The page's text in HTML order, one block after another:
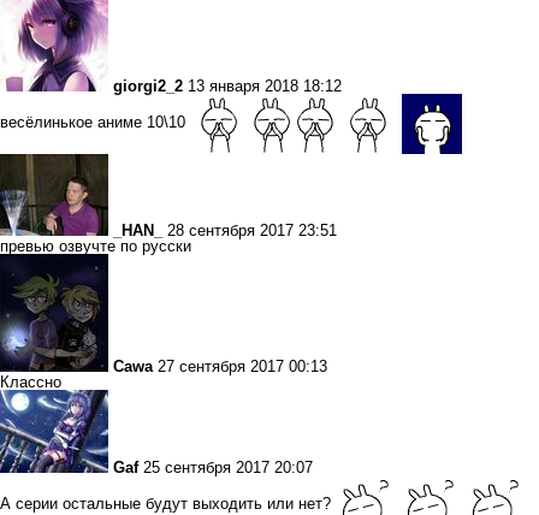
giorgi2_2 13 января 2018 18:12
весёлинькое аниме 10\10
_HAN_
28 сентября 2017 23:51
превью озвучте по русски
Cawa 27 сентября 2017 00:13
Классно
Gaf 25 сентября 2017 20:07
А серии остальные будут выходить или нет?